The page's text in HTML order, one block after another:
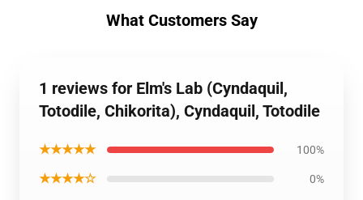
What Customers Say
1 reviews for Elm's Lab (Cyndaquil,
Totodile, Chikorita), Cyndaquil, Totodile
★★★★★ 100%
★★★★☆ 0%